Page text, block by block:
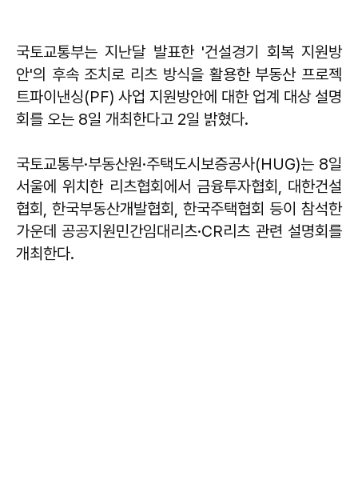
국토교통부는 지난달 발표한 '건설경기 회복 지원방
안'의 후속 조치로 리츠 방식을 활용한 부동산 프로젝
트파이낸싱(PF) 사업 지원방안에 대한 업계 대상 설명
회를 오는 8일 개최한다고 2일 밝혔다.
국토교통부·부동산원·주택도시보증공사(HUG)는 8일
서울에 위치한 리츠협회에서 금융투자협회, 대한건설
협회, 한국부동산개발협회, 한국주택협회 등이 참석한
가운데 공공지원민간임대리츠·CR리츠 관련 설명회를
개최한다.